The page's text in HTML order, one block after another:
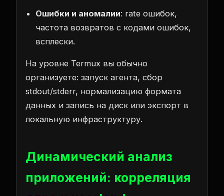
Ошибки и аномалии: rate ошибок,
частота возвратов с кодами ошибок,
всплески.
На уровне Termux вы обычно
организуете: запуск агента, сбор
stdout/stderr, нормализацию формата
данных и запись на диск или экспорт в
локальную инфраструктуру.
Динамический анализ
приложений: корреляция